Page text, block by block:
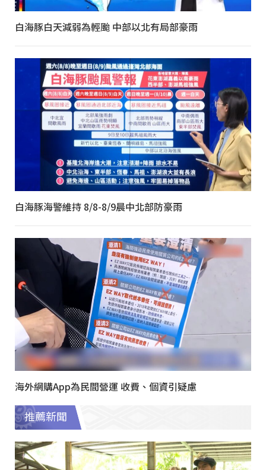
白海豚白天減弱為輕颱 中部以北有局部豪雨
白海豚海警維持 8/8-8/9晨中北部防豪雨
海外網購App為民間營運 收費、個資引疑慮
推薦新聞